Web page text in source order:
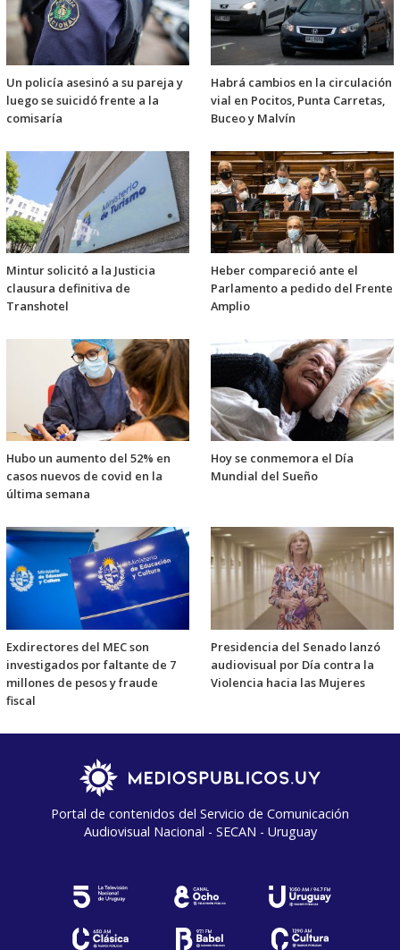
Un policía asesinó a su pareja y
luego se suicidó frente a la
comisaría
Habrá cambios en la circulación
vial en Pocitos, Punta Carretas,
Buceo y Malvín
Mintur solicitó a la Justicia
clausura definitiva de
Transhotel
Heber compareció ante el
Parlamento a pedido del Frente
Amplio
Hubo un aumento del 52% en
casos nuevos de covid en la
última semana
Hoy se conmemora el Día
Mundial del Sueño
Exdirectores del MEC son
investigados por faltante de 7
millones de pesos y fraude
fiscal
Presidencia del Senado lanzó
audiovisual por Día contra la
Violencia hacia las Mujeres
Portal de contenidos del Servicio de Comunicación
Audiovisual Nacional - SECAN - Uruguay